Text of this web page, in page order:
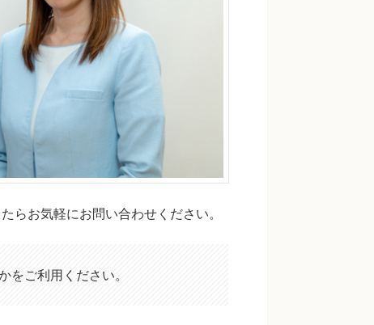
らお気軽にお問い合わせください。
をご利用ください。